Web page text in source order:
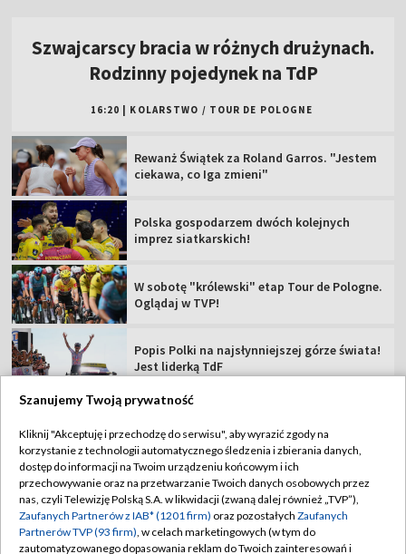
Polska gospodarzem dwóch kolejnych
imprez siatkarskich!
W sobotę "królewski" etap Tour de Pologne.
Popis Polki na najsłynniejszej górze świata!
Rajdowe Samochodowe MP – 82. Rajd Polski
Abonament TVP
Sklep TVP
Biuro Reklamy
Oferta Handlowa
Regulamin TVP
Polityka prywatności
Moje zgody
Biuro reklamy
Szanujemy Twoją prywatność
Kliknij "Akceptuję i przechodzę do serwisu", aby wyrazić zgody na
korzystanie z technologii automatycznego śledzenia i zbierania danych,
dostęp do informacji na Twoim urządzeniu końcowym i ich
przechowywanie oraz na przetwarzanie Twoich danych osobowych przez
nas, czyli Telewizję Polską S.A. w likwidacji (zwaną dalej również „TVP”),
Zaufanych Partnerów z IAB* (1201 firm) oraz pozostałych Zaufanych
Partnerów TVP (93 firm), w celach marketingowych (w tym do
zautomatyzowanego dopasowania reklam do Twoich zainteresowań i